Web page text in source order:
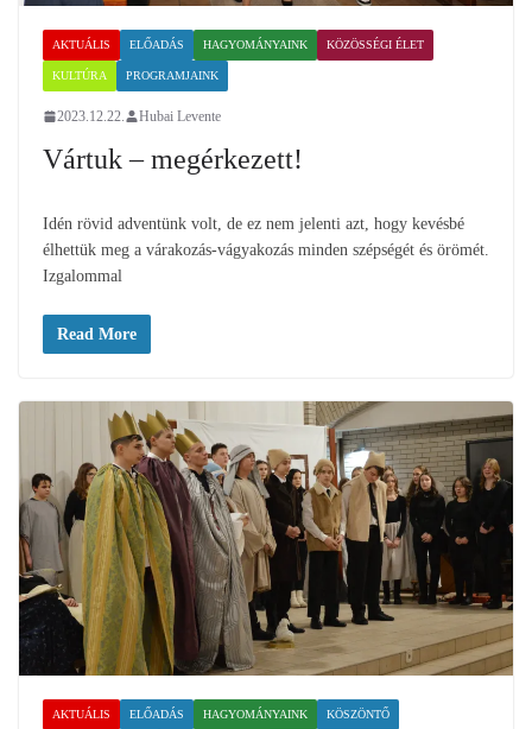
AKTUÁLIS ELŐADÁS HAGYOMÁNYAINK KÖZÖSSÉGI ÉLET
KULTÚRA PROGRAMJAINK
2023.12.22. Hubai Levente
Vártuk – megérkezett!
Idén rövid adventünk volt, de ez nem jelenti azt, hogy kevésbé
élhettük meg a várakozás-vágyakozás minden szépségét és örömét.
Izgalommal
Read More
AKTUÁLIS ELŐADÁS HAGYOMÁNYAINK KÖSZÖNTŐ